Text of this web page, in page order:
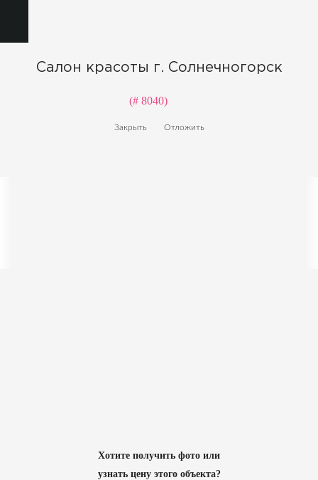
Салон красоты г. Солнечногорск
(# 8040)
Закрыть Отложить
Хотите получить фото или
узнать цену этого объекта?